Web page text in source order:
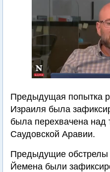
Предыдущая попытка
Израиля была
была перехвачена над
Саудовской Аравии.
Предыдущие обстрелы
Йемена были